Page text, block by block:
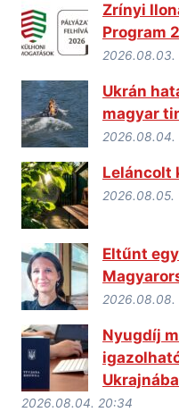
Zrínyi
Program
2026.08.03.
Ukrán
magyar
2026.08.04.
Leláncolt
2026.08.05.
Eltűnt
2026.08.08.
Nyugdíj
2026.08.04. 20:34